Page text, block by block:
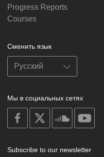
Progress Reports
Courses
Сменить язык
Мы в социальных сетях
on
facebook
soundcloud
Subscribe to our newsletter